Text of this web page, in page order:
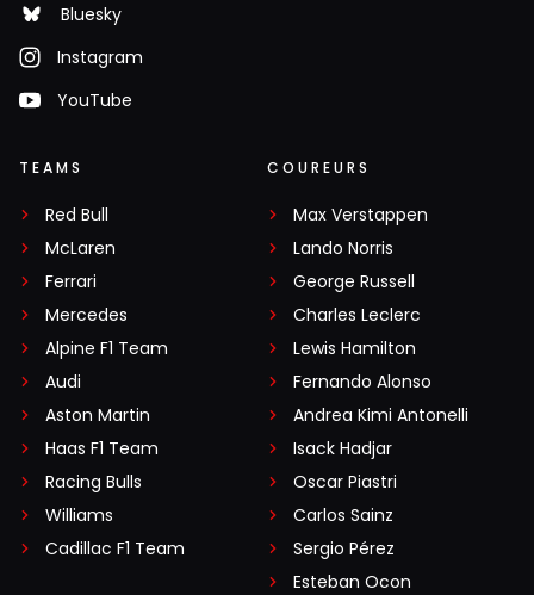
Bluesky
Instagram
YouTube
TEAMS
Red Bull
McLaren
Ferrari
Mercedes
Alpine F1 Team
Audi
Aston Martin
Haas F1 Team
Racing Bulls
Williams
Cadillac F1 Team
COUREURS
Max Verstappen
Lando Norris
George Russell
Charles Leclerc
Lewis Hamilton
Fernando Alonso
Andrea Kimi Antonelli
Isack Hadjar
Oscar Piastri
Carlos Sainz
Sergio Pérez
Esteban Ocon